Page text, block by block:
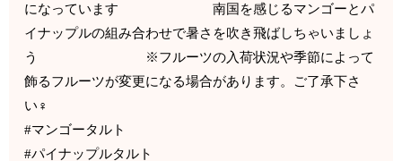
になっています 南国を感じるマンゴーとパ
イナップルの組み合わせで暑さを吹き飛ばしちゃいましょ
う ※フルーツの入荷状況や季節によって
飾るフルーツが変更になる場合があります。ご了承下さ
い‍♀️
#マンゴータルト
#パイナップルタルト